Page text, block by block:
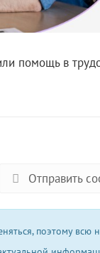
помощь в
Отправить
поэтому